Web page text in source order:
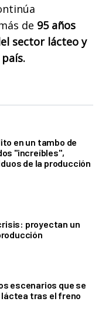
de 95 años
sector lácteo y
en un tambo de
"increíbles",
de la producción
proyectan un
escenarios que se
tras el freno